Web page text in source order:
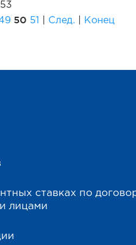
50 51 След. Конец
ставках по
лицами